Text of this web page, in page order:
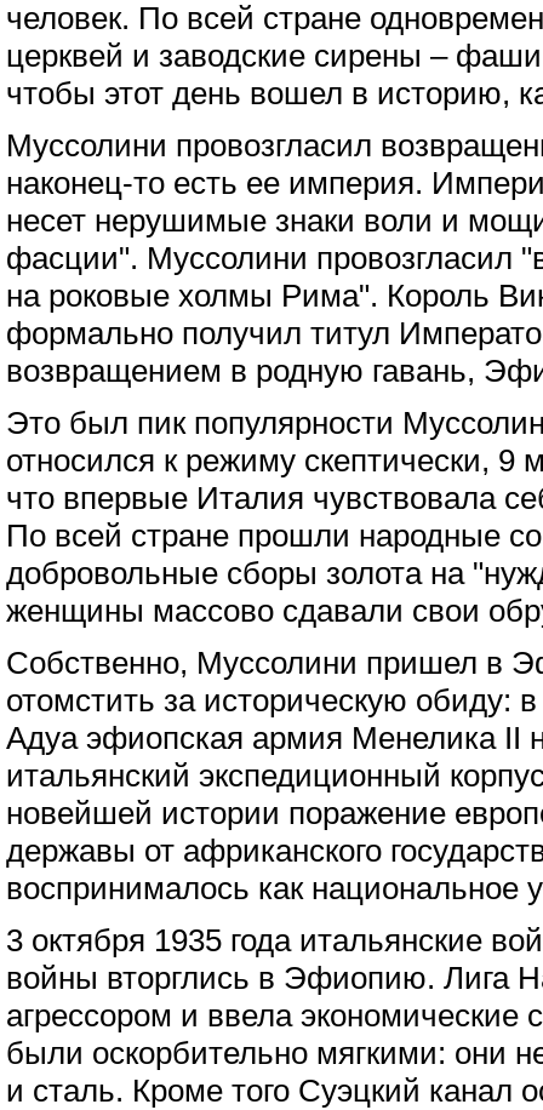
человек. По всей стране
церквей и заводские сирены –
чтобы этот день вошел в историю,
Муссолини провозгласил
наконец-то есть ее империя.
несет нерушимые знаки воли и
фасции". Муссолини провозгласил
на роковые холмы Рима". Король
формально получил титул
возвращением в родную гавань,
Это был пик популярности
относился к режиму скептически, 9
что впервые Италия чувствовала
По всей стране прошли народные
добровольные сборы золота на
женщины массово сдавали свои
Собственно, Муссолини пришел в
отомстить за историческую обиду:
Адуа эфиопская армия Менелика II
итальянский экспедиционный
новейшей истории поражение
державы от африканского
воспринималось как национальное
3 октября 1935 года итальянские
войны вторглись в Эфиопию. Лига
агрессором и ввела экономические
были оскорбительно мягкими: они
и сталь. Кроме того Суэцкий канал